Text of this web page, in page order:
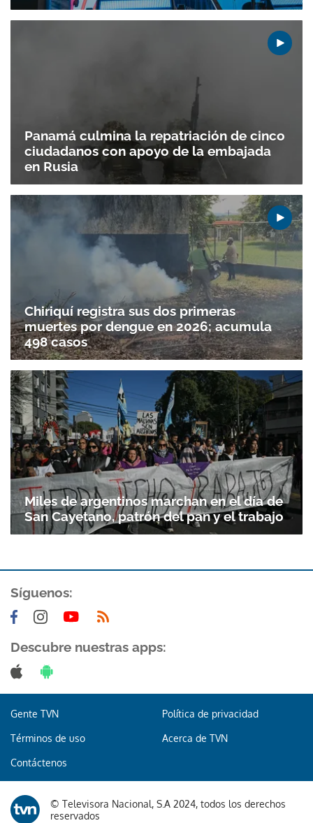
ACEPTAR
Panamá culmina la repatriación de cinco
ciudadanos con apoyo de la embajada
en Rusia
Chiriquí registra sus dos primeras
muertes por dengue en 2026; acumula
498 casos
Miles de argentinos marchan en el día de
San Cayetano, patrón del pan y el trabajo
Síguenos:
Descubre nuestras apps:
Gente TVN Política de privacidad
Términos de uso Acerca de TVN
Contáctenos
© Televisora Nacional, S.A 2024, todos los derechos
reservados